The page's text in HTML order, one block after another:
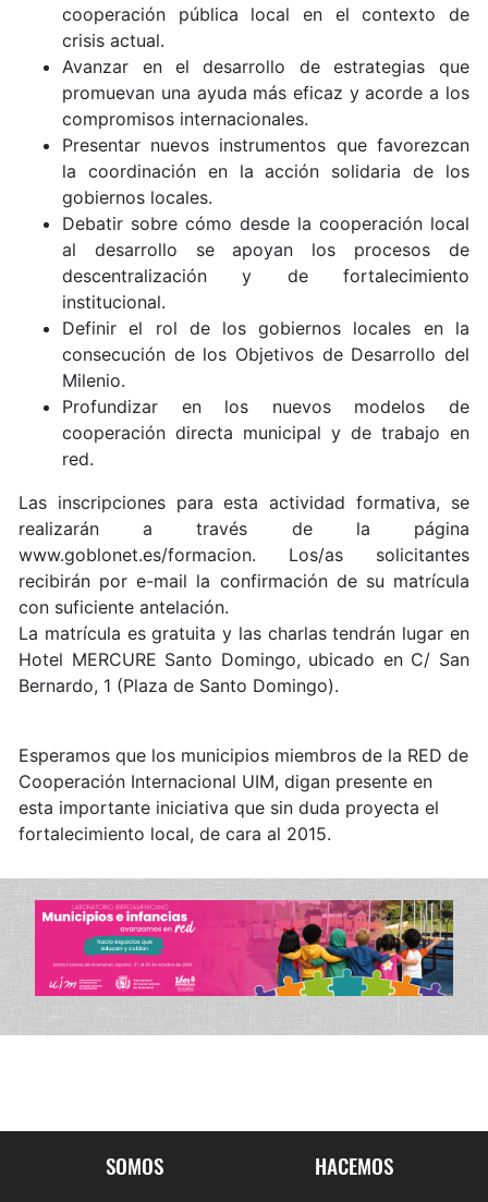
cooperación pública local en el contexto de
crisis actual.
Avanzar en el desarrollo de estrategias que
promuevan una ayuda más eficaz y acorde a los
compromisos internacionales.
Presentar nuevos instrumentos que favorezcan
la coordinación en la acción solidaria de los
gobiernos locales.
Debatir sobre cómo desde la cooperación local
al desarrollo se apoyan los procesos de
descentralización y de fortalecimiento
institucional.
Definir el rol de los gobiernos locales en la
consecución de los Objetivos de Desarrollo del
Milenio.
Profundizar en los nuevos modelos de
cooperación directa municipal y de trabajo en
red.
Las inscripciones para esta actividad formativa, se
realizarán a través de la página
www.goblonet.es/formacion. Los/as solicitantes
recibirán por e-mail la confirmación de su matrícula
con suficiente antelación.
La matrícula es gratuita y las charlas tendrán lugar en
Hotel MERCURE Santo Domingo, ubicado en C/ San
Bernardo, 1 (Plaza de Santo Domingo).
Esperamos que los municipios miembros de la RED de
Cooperación Internacional UIM, digan presente en
esta importante iniciativa que sin duda proyecta el
fortalecimiento local, de cara al 2015.
SOMOS HACEMOS